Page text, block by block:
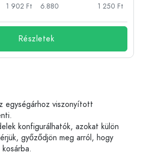
1 902 Ft
6.880
1 250 Ft
Részletek
egységárhoz viszonyított
konfigurálhatók, azokat külön
győződjön meg arról, hogy